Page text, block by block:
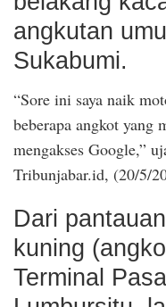
angkutan
Sukabumi.
“Sore ini saya naik
beberapa angkot yang
mengakses Google,”
Tribunjabar.id, (20/5/
Dari
kuning
Terminal